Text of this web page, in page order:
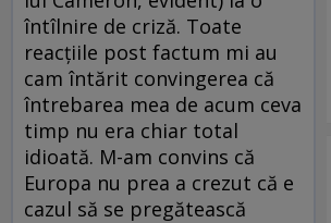
întîlnire de criză. Toate
reacțiile post factum mi au
cam întărit convingerea că
întrebarea mea de acum ceva
timp nu era chiar total
idioată. M-am convins că
Europa nu prea a crezut că e
cazul să se pregătească